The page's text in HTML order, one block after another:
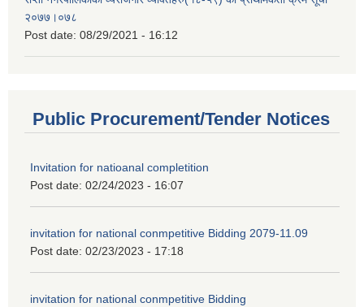
२०७७।०७८
Post date: 08/29/2021 - 16:12
Public Procurement/Tender Notices
Invitation for natioanal completition
Post date: 02/24/2023 - 16:07
invitation for national conmpetitive Bidding 2079-11.09
Post date: 02/23/2023 - 17:18
invitation for national conmpetitive Bidding